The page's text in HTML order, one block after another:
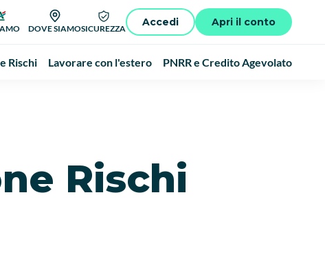
DOVE SIAMOSICUREZZA
Accedi Apri il conto
Rischi Lavorare con l'estero PNRR e Credito Agevolato
Rischi